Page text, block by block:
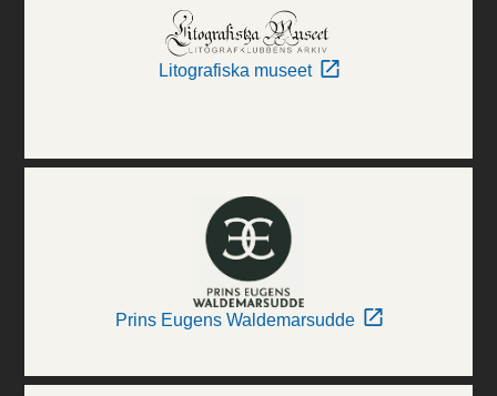
Litografiska museet
Prins Eugens Waldemarsudde